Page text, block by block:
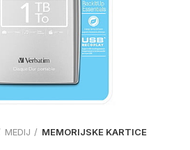
MEDIJ MEMORIJSKE KARTICE